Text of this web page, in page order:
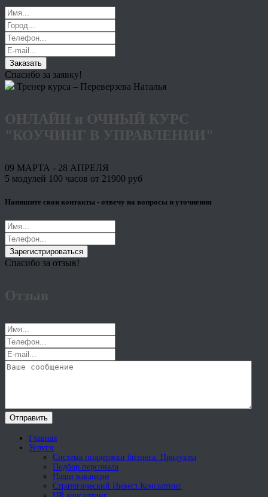
Заказать
Спасибо за заявку!
Тренер курса – Переверзева Наталья
ОНЛАЙН и ОЧНЫЙ КУРС
"КОУЧИНГ В УПРАВЛЕНИИ"
09 МАРТА - 28 АПРЕЛЯ
5 модулей 100 часов от 21900 руб
Напишите свои контакты - отвечу на вопросы и уточнения
Зарегистрироваться
Спасибо за отзыв!
Отзыв
Отправить
Главная
Услуги
Система поддержки бизнеса. Продукты
Подбор персонала
Наши вакансии
Стратегический Инвест.Консалтинг